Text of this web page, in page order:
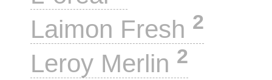
Laimon Fresh 2
Leroy Merlin 2